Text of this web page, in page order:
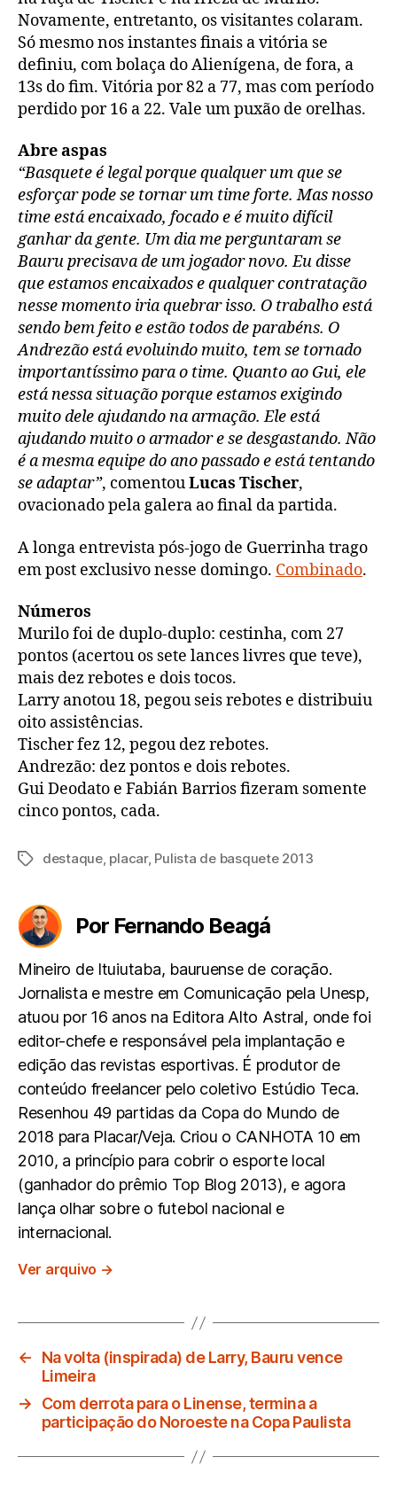
Novamente, entretanto, os visitantes colaram.
Só mesmo nos instantes finais a vitória se
definiu, com bolaça do Alienígena, de fora, a
13s do fim. Vitória por 82 a 77, mas com período
perdido por 16 a 22. Vale um puxão de orelhas.
Abre aspas
“Basquete é legal porque qualquer um que se
esforçar pode se tornar um time forte. Mas nosso
time está encaixado, focado e é muito difícil
ganhar da gente. Um dia me perguntaram se
Bauru precisava de um jogador novo. Eu disse
que estamos encaixados e qualquer contratação
nesse momento iria quebrar isso. O trabalho está
sendo bem feito e estão todos de parabéns. O
Andrezão está evoluindo muito, tem se tornado
importantíssimo para o time. Quanto ao Gui, ele
está nessa situação porque estamos exigindo
muito dele ajudando na armação. Ele está
ajudando muito o armador e se desgastando. Não
é a mesma equipe do ano passado e está tentando
se adaptar”, comentouLucas Tischer,
ovacionado pela galera ao final da partida.
A longa entrevista pós-jogo de Guerrinha trago
em post exclusivo nesse domingo. Combinado.
Números
Murilo foi de duplo-duplo: cestinha, com 27
pontos (acertou os sete lances livres que teve),
mais dez rebotes e dois tocos.
Larry anotou 18, pegou seis rebotes e distribuiu
oito assistências.
Tischer fez 12, pegou dez rebotes.
Andrezão: dez pontos e dois rebotes.
Gui Deodato e Fabián Barrios fizeram somente
cinco pontos, cada.
Tagsdestaque, placar, Pulista de basquete 2013
Por Fernando Beagá
Mineiro de Ituiutaba, bauruense de coração.
Jornalista e mestre em Comunicação pela Unesp,
atuou por 16 anos na Editora Alto Astral, onde foi
editor-chefe e responsável pela implantação e
edição das revistas esportivas. É produtor de
conteúdo freelancer pelo coletivo Estúdio Teca.
Resenhou 49 partidas da Copa do Mundo de
2018 para Placar/Veja. Criou o CANHOTA 10 em
2010, a princípio para cobrir o esporte local
(ganhador do prêmio Top Blog 2013), e agora
lança olhar sobre o futebol nacional e
internacional.
Ver arquivo →
←
Na volta (inspirada) de Larry, Bauru vence
Limeira
→
Com derrota para o Linense, termina a
participação do Noroeste na Copa Paulista